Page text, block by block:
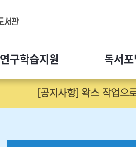
연구학습지원 독서포
[공지사항] 왁스 작업으